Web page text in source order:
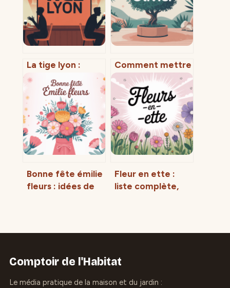
La tige lyon :
menu, avis,
réservations et
conseils pour en
profiter
Comment mettre
en valeur un
olivier dans votre
jardin ou sur
votre terrasse
Bonne fête émilie
fleurs : idées de
Fleur en ette :
liste complète,
Comptoir de l'Habitat
Le média pratique de la maison et du jardin :